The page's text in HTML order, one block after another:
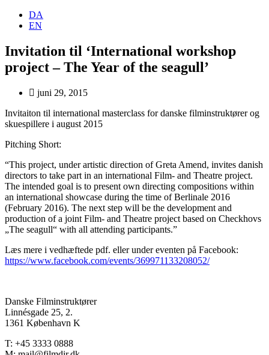
DA
EN
Invitation til ‘International workshop
project – The Year of the seagull’
juni 29, 2015
Invitaiton til international masterclass for danske filminstruktører og
skuespillere i august 2015
Pitching Short:
“This project, under artistic direction of Greta Amend, invites danish
directors to take part in an international Film- and Theatre project.
The intended goal is to present own directing compositions within
an international showcase during the time of Berlinale 2016
(February 2016). The next step will be the development and
production of a joint Film- and Theatre project based on Checkhovs
„The seagull“ with all attending participants.”
Læs mere i vedhæftede pdf. eller under eventen på Facebook:
https://www.facebook.com/events/369971133208052/
Danske Filminstruktører
Linnésgade 25, 2.
1361 København K
T: +45 3333 0888